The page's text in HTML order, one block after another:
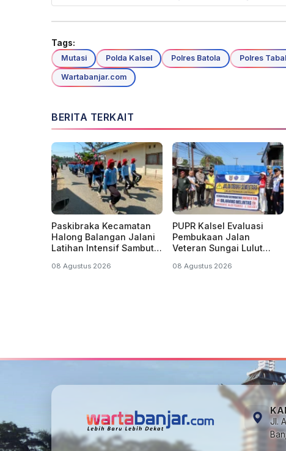
Tags:
Mutasi Polda Kalsel Polres Batola Polres
Wartabanjar.com
BERITA TERKAIT
Paskibraka Kecamatan
Halong Balangan Jalani
Latihan Intensif Sambut
RI
08 Agustus 2026
PUPR Kalsel Evaluasi
Pembukaan Jalan
Veteran Sungai Lulut
Hari
08 Agustus 2026
Jl.